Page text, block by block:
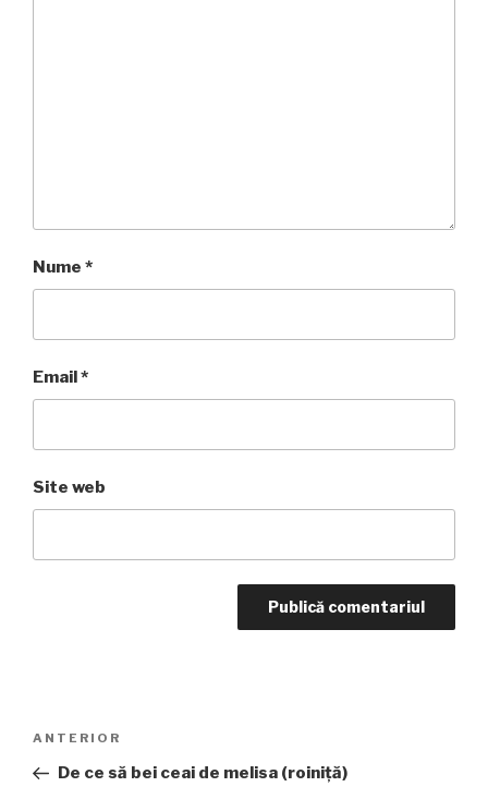
Nume *
Email*
Site web
articole
Articolul
anterior
ANTERIOR
De ce să bei ceai de melisa (roiniță)